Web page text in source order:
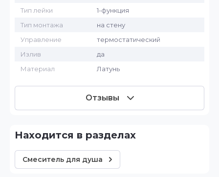
Тип лейки
1-функция
Тип монтажа
на стену
Управление
термостатический
Излив
да
Материал
Латунь
Отзывы
Находится в разделах
Смеситель для душа